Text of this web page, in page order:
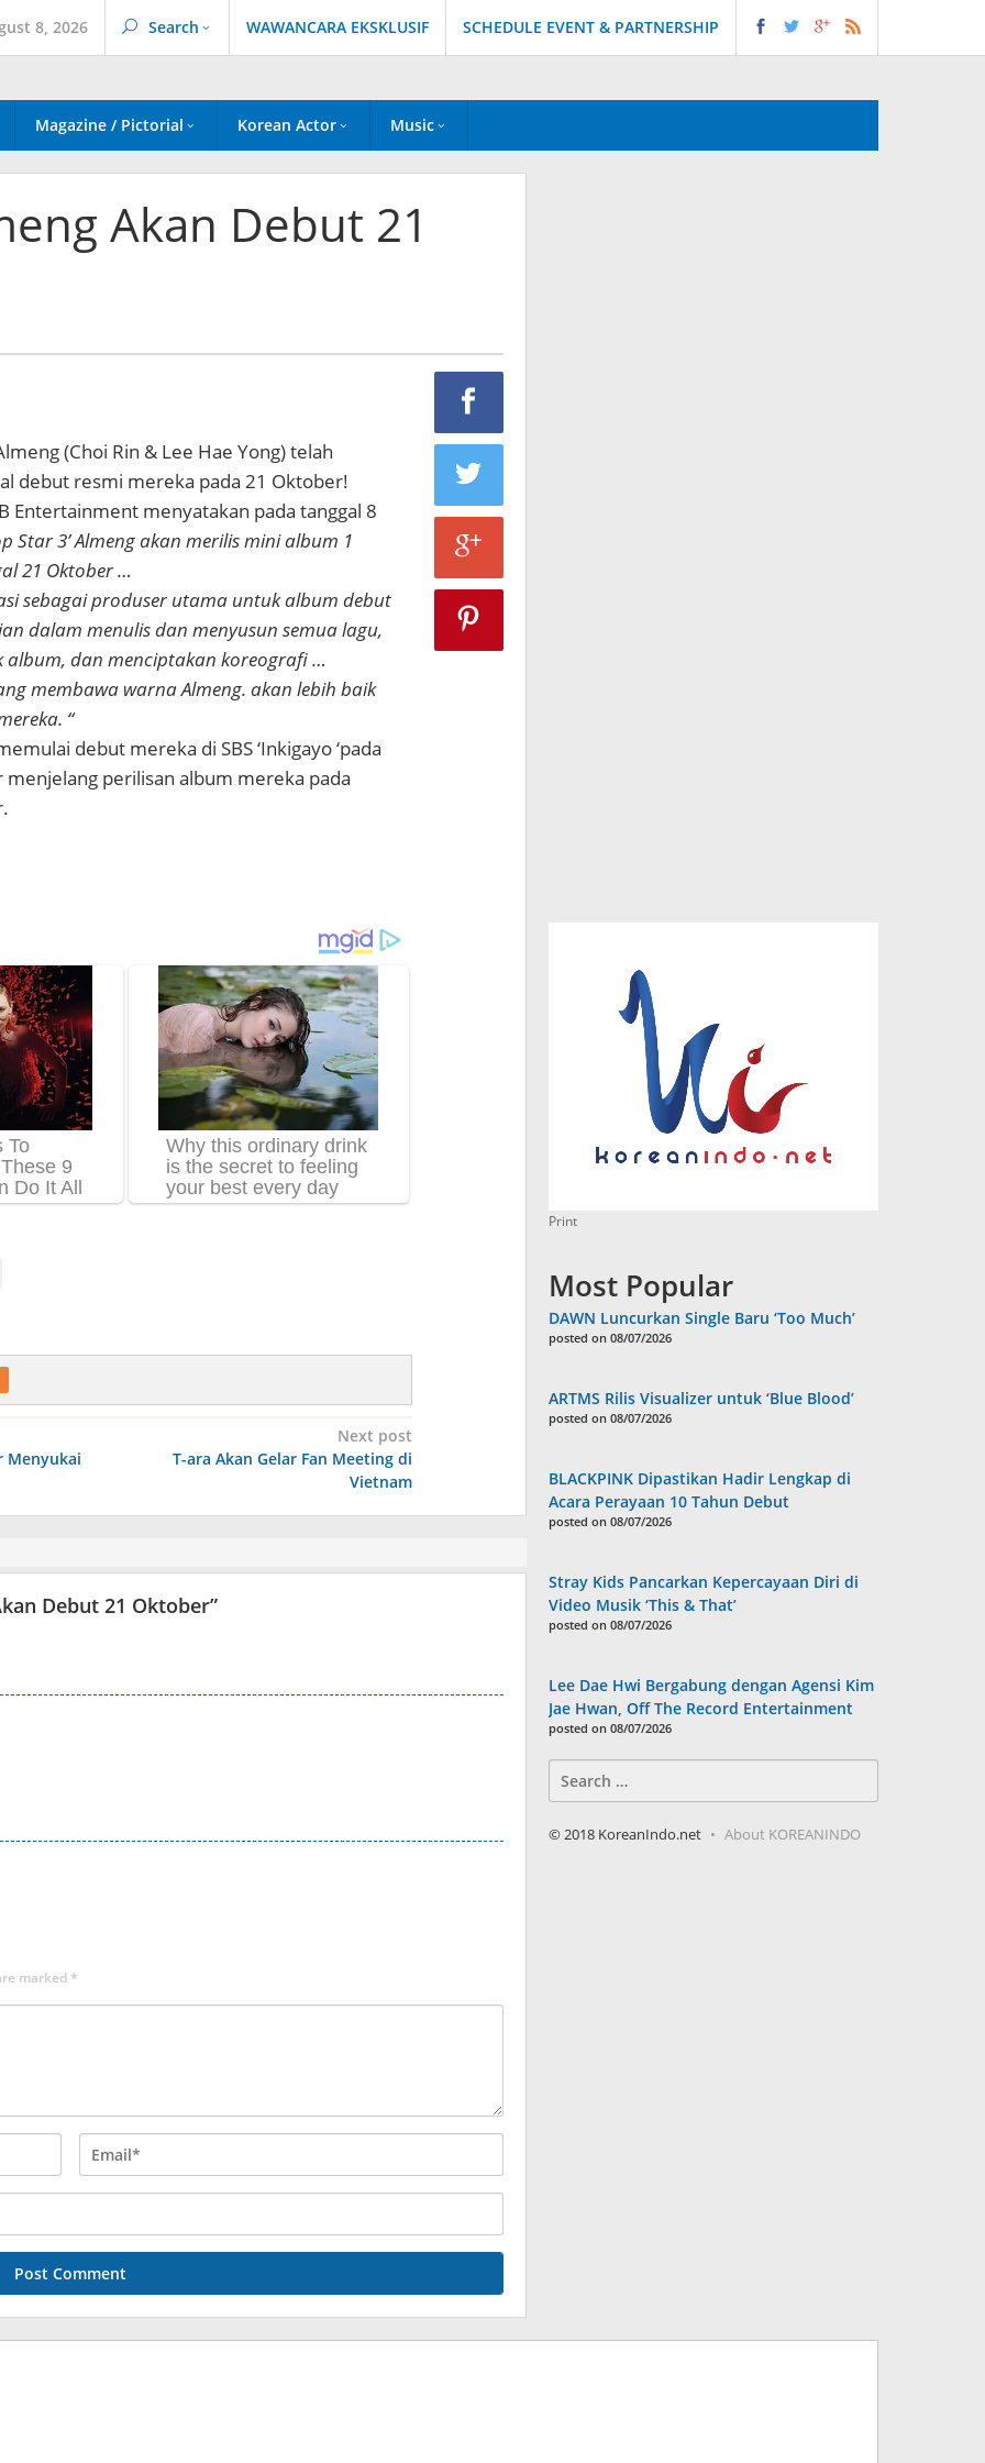
8, 2026 Search WAWANCARA EKSKLUSIF SCHEDULE EVENT & PARTNERSHIP
Magazine / Pictorial Korean Actor Music
Akan Debut 21
(Choi Rin & Lee Hae Yong) telah
debut resmi mereka pada 21 Oktober!
Entertainment menyatakan pada tanggal 8
Star 3’ Almeng akan merilis mini album 1
21 Oktober …
sebagai produser utama untuk album debut
dalam menulis dan menyusun semua lagu,
album, dan menciptakan koreografi …
membawa warna Almeng. akan lebih baik
“
debut mereka di SBS ‘Inkigayo ‘pada
menjelang perilisan album mereka pada
Menyukai
Next post
T-ara Akan Gelar Fan Meeting di
Vietnam
Debut 21 Oktober”
marked*
Print
Most Popular
DAWN Luncurkan Single Baru ‘Too Much’
posted on 08/07/2026
ARTMS Rilis Visualizer untuk ‘Blue Blood’
posted on 08/07/2026
BLACKPINK Dipastikan Hadir Lengkap di
Acara Perayaan 10 Tahun Debut
posted on 08/07/2026
Stray Kids Pancarkan Kepercayaan Diri di
Video Musik ‘This & That’
posted on 08/07/2026
Lee Dae Hwi Bergabung dengan Agensi Kim
Jae Hwan, Off The Record Entertainment
posted on 08/07/2026
for:
© 2018 KoreanIndo.net About KOREANINDO